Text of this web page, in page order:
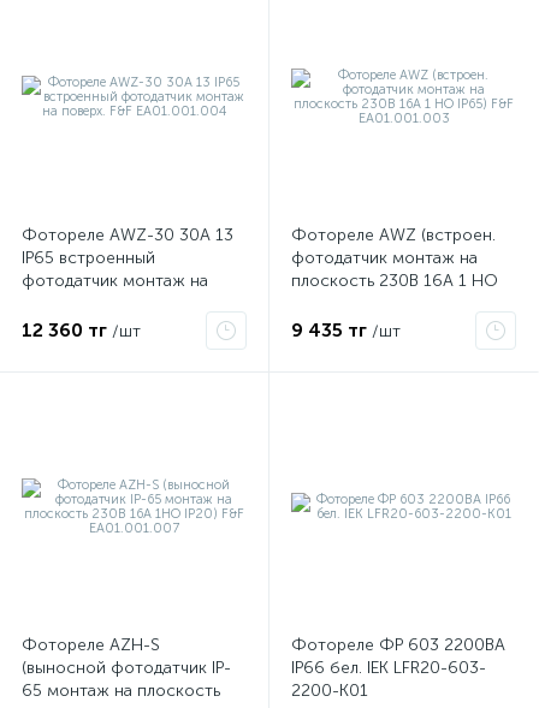
Фотореле AWZ-30 30А 13
IP65 встроенный
фотодатчик монтаж на
12 360 тг /шт
Фотореле AWZ (встроен.
фотодатчик монтаж на
плоскость 230В 16А 1 НО
9 435 тг /шт
Фотореле AZH-S
(выносной фотодатчик IP-
65 монтаж на плоскость
Фотореле ФР 603 2200ВА
IP66 бел. IEK LFR20-603-
2200-K01